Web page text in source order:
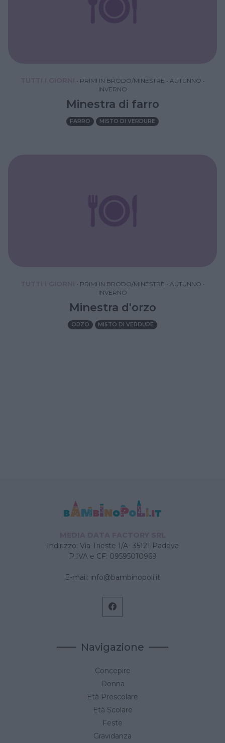
• PRIMI IN BRODO/MINESTRE • AUTUNNO •
INVERNO
Minestra di farro
FARRO MISTO DI VERDURE
• PRIMI IN BRODO/MINESTRE • AUTUNNO •
INVERNO
Minestra d'orzo
ORZO MISTO DI VERDURE
Indirizzo: Via Trieste 1/A- 35121 Padova
P.IVA e CF: 09595010969
E-mail: info@bambinopoli.it
Navigazione
Concepire
Donna
Età Prescolare
Età Scolare
Feste
Gravidanza